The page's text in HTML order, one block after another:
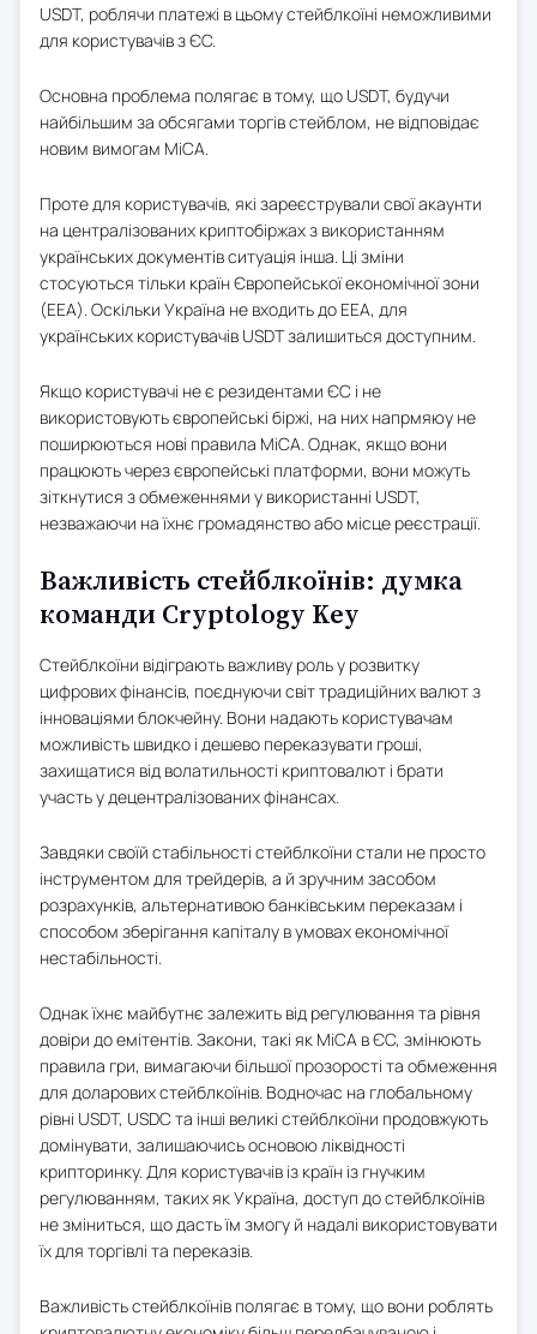
USDT, роблячи платежі в цьому стейблкоїні неможливими
для користувачів з ЄС.
Основна проблема полягає в тому, що USDT, будучи
найбільшим за обсягами торгів стейблом, не відповідає
новим вимогам MiCA.
Проте для користувачів, які зареєстрували свої акаунти
на централізованих криптобіржах з використанням
українських документів ситуація інша. Ці зміни
стосуються тільки країн Європейської економічної зони
(EEA). Оскільки Україна не входить до EEA, для
українських користувачів USDT залишиться доступним.
Якщо користувачі не є резидентами ЄС і не
використовують європейські біржі, на них напрмяюу не
поширюються нові правила MiCA. Однак, якщо вони
працюють через європейські платформи, вони можуть
зіткнутися з обмеженнями у використанні USDT,
незважаючи на їхнє громадянство або місце реєстрації.
Важливість стейблкоїнів: думка
команди Cryptology Key
Стейблкоїни відіграють важливу роль у розвитку
цифрових фінансів, поєднуючи світ традиційних валют з
інноваціями блокчейну. Вони надають користувачам
можливість швидко і дешево переказувати гроші,
захищатися від волатильності криптовалют і брати
участь у децентралізованих фінансах.
Завдяки своїй стабільності стейблкоїни стали не просто
інструментом для трейдерів, а й зручним засобом
розрахунків, альтернативою банківським переказам і
способом зберігання капіталу в умовах економічної
нестабільності.
Однак їхнє майбутнє залежить від регулювання та рівня
довіри до емітентів. Закони, такі як MiCA в ЄС, змінюють
правила гри, вимагаючи більшої прозорості та обмеження
для доларових стейблкоїнів. Водночас на глобальному
рівні USDT, USDC та інші великі стейблкоїни продовжують
домінувати, залишаючись основою ліквідності
крипторинку. Для користувачів із країн із гнучким
регулюванням, таких як Україна, доступ до стейблкоїнів
не зміниться, що дасть їм змогу й надалі використовувати
їх для торгівлі та переказів.
Важливість стейблкоїнів полягає в тому, що вони роблять